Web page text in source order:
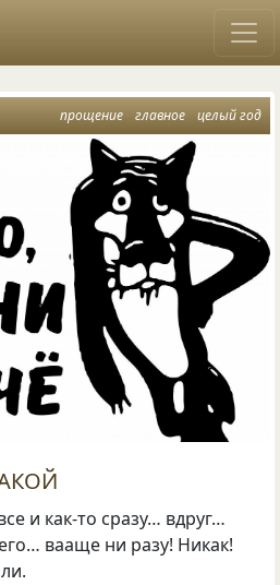
прощение главное целый год
и как-то сразу… вдруг…
вааще ни разу! Никак!